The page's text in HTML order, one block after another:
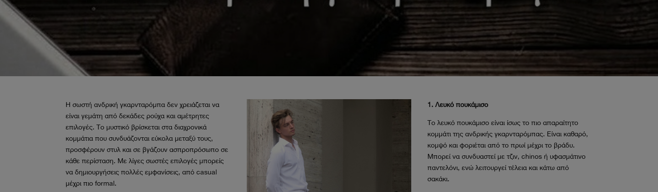
Η σωστή ανδρική γκαρνταρόμπα δεν χρειάζεται να
είναι γεμάτη από δεκάδες ρούχα και αμέτρητες
επιλογές. Το μυστικό βρίσκεται στα διαχρονικά
κομμάτια που συνδυάζονται εύκολα μεταξύ τους,
προσφέρουν στυλ και σε βγάζουν ασπροπρόσωπο σε
κάθε περίσταση. Με λίγες σωστές επιλογές μπορείς
να δημιουργήσεις πολλές εμφανίσεις, από casual
μέχρι πιο formal.
1. Λευκό πουκάμισο
Το λευκό πουκάμισο είναι ίσως το πιο απαραίτητο
κομμάτι της ανδρικής γκαρνταρόμπας. Είναι καθαρό,
κομψό και φοριέται από το πρωί μέχρι το βράδυ.
Μπορεί να συνδυαστεί με τζιν, chinos ή υφασμάτινο
παντελόνι, ενώ λειτουργεί τέλεια και κάτω από
σακάκι.